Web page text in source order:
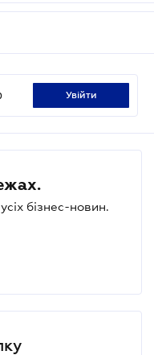
увійти
бізнес-новин.